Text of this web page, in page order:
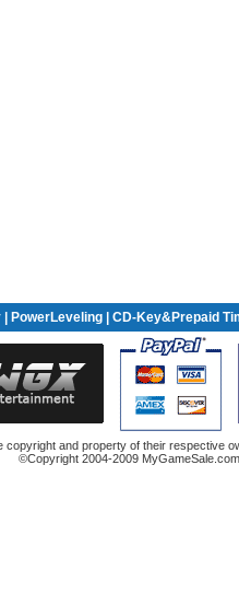
| PowerLeveling| CD-Key&Prepaid
copyright and property of their respective
©Copyright 2004-2009